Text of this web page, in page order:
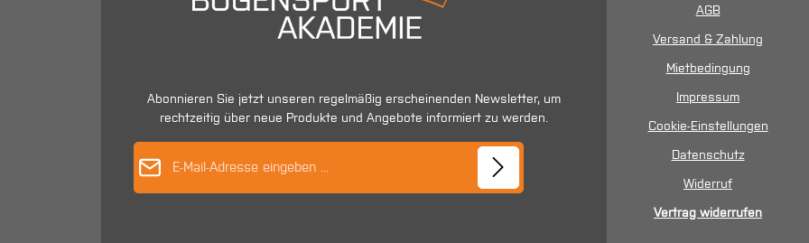
Abonnieren Sie jetzt unseren regelmäßig erscheinenden Newsletter, um
rechtzeitig über neue Produkte und Angebote informiert zu werden.
AGB
Versand & Zahlung
Mietbedingung
Impressum
Cookie-Einstellungen
Datenschutz
Widerruf
Vertrag widerrufen